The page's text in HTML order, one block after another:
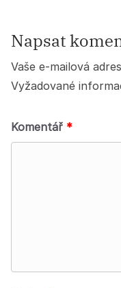
Napsat
Vaše e-mailová
Vyžadované
Komentář *